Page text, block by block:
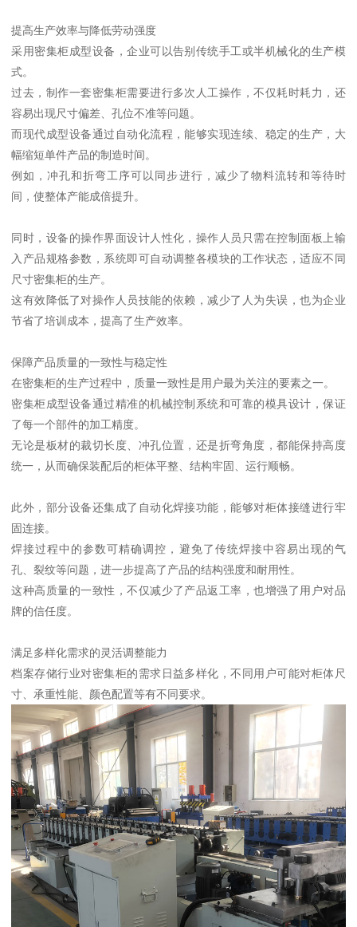
提高生产效率与降低劳动强度
采用密集柜成型设备，企业可以告别传统手工或半机械化的生产模
式。
过去，制作一套密集柜需要进行多次人工操作，不仅耗时耗力，还
容易出现尺寸偏差、孔位不准等问题。
而现代成型设备通过自动化流程，能够实现连续、稳定的生产，大
幅缩短单件产品的制造时间。
例如，冲孔和折弯工序可以同步进行，减少了物料流转和等待时
间，使整体产能成倍提升。
同时，设备的操作界面设计人性化，操作人员只需在控制面板上输
入产品规格参数，系统即可自动调整各模块的工作状态，适应不同
尺寸密集柜的生产。
这有效降低了对操作人员技能的依赖，减少了人为失误，也为企业
节省了培训成本，提高了生产效率。
保障产品质量的一致性与稳定性
在密集柜的生产过程中，质量一致性是用户最为关注的要素之一。
密集柜成型设备通过精准的机械控制系统和可靠的模具设计，保证
了每一个部件的加工精度。
无论是板材的裁切长度、冲孔位置，还是折弯角度，都能保持高度
统一，从而确保装配后的柜体平整、结构牢固、运行顺畅。
此外，部分设备还集成了自动化焊接功能，能够对柜体接缝进行牢
固连接。
焊接过程中的参数可精确调控，避免了传统焊接中容易出现的气
孔、裂纹等问题，进一步提高了产品的结构强度和耐用性。
这种高质量的一致性，不仅减少了产品返工率，也增强了用户对品
牌的信任度。
满足多样化需求的灵活调整能力
档案存储行业对密集柜的需求日益多样化，不同用户可能对柜体尺
寸、承重性能、颜色配置等有不同要求。